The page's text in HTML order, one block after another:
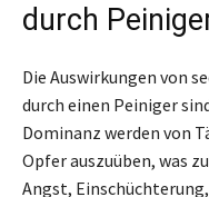
durch
Die Auswirkungen von
durch einen Peiniger
Dominanz werden von
Opfer auszuüben, was
Angst,